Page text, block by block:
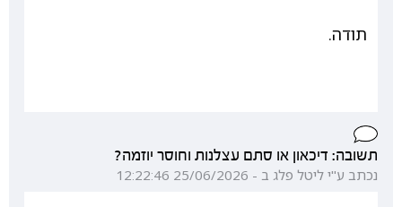
תודה.
תשובה: דיכאון או סתם עצלנות וחוסר יוזמה?
נכתב ע"י ליטל פלג ב - 25/06/2026 12:22:46